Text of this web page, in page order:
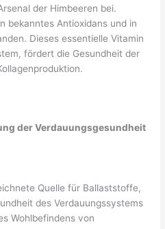
der Himbeeren bei.
bekanntes Antioxidans und in
Dieses essentielle Vitamin
fördert die Gesundheit der
der Verdauungsgesundheit
Quelle für Ballaststoffe,
des Verdauungssystems
Wohlbefindens von